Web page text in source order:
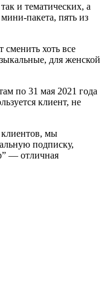
и тематических, а
пакета, пять из
хоть все
для женской
по 31 мая 2021 года
клиент, не
клиентов, мы
подписку,
— отличная